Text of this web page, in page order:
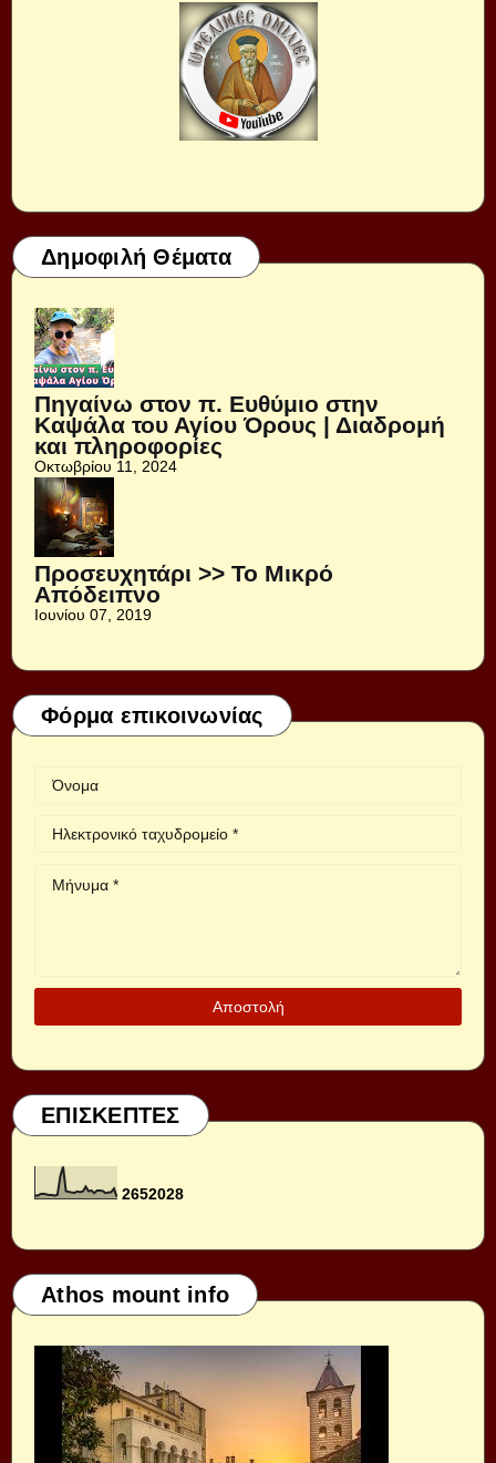
Δημοφιλή Θέματα
Πηγαίνω στον π. Ευθύμιο στην
Καψάλα του Αγίου Όρους | Διαδρομή
και πληροφορίες
Οκτωβρίου 11, 2024
Προσευχητάρι >> Το Μικρό
Απόδειπνο
Ιουνίου 07, 2019
Φόρμα επικοινωνίας
ΕΠΙΣΚΕΠΤΕΣ
2652028
Athos mount info